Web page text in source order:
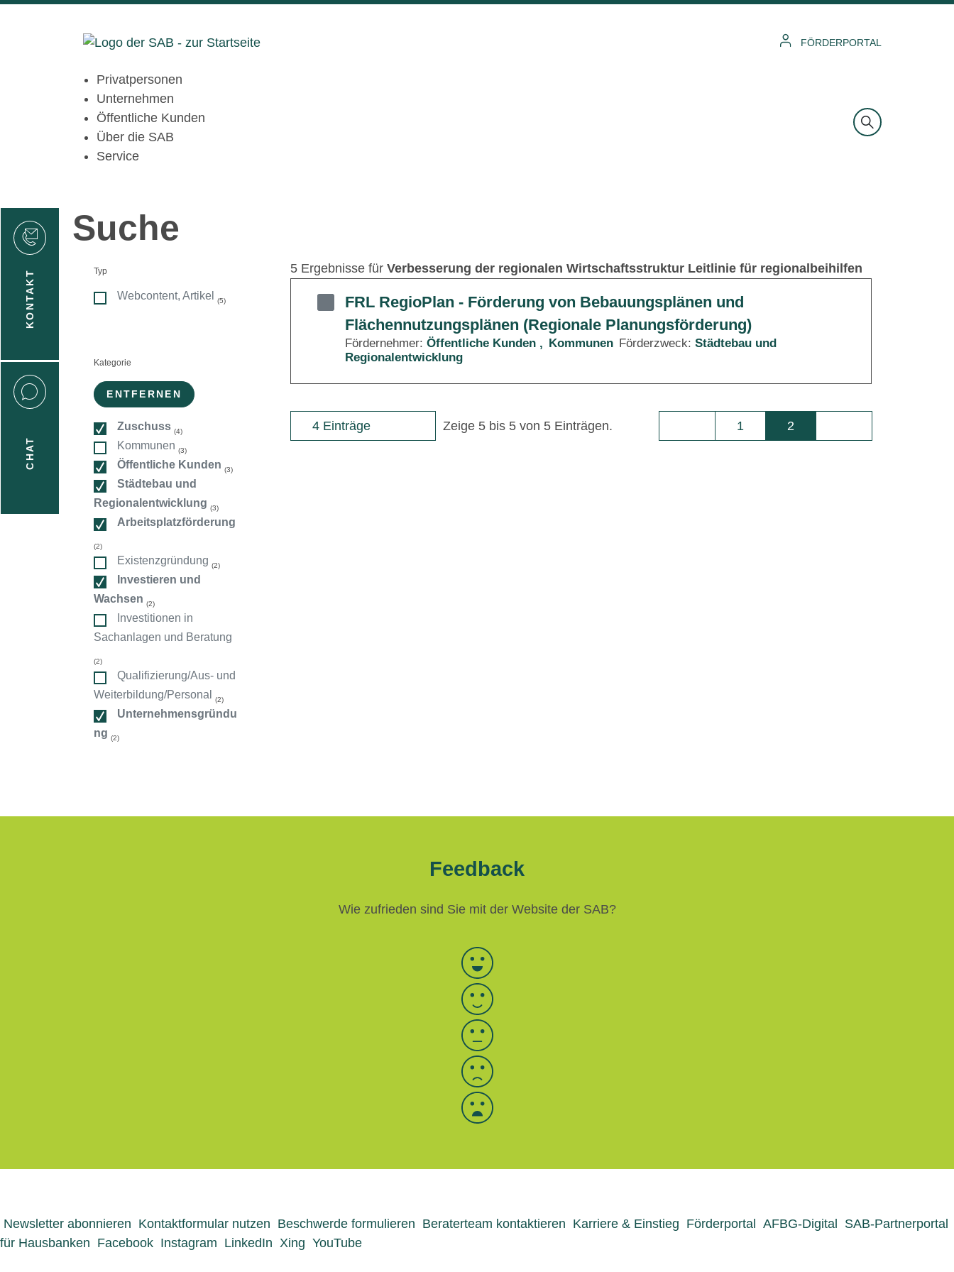
FÖRDERPORTAL
Privatpersonen
Unternehmen
Öffentliche Kunden
Über die SAB
Service
KONTAKT
CHAT
Suche
Typ
Webcontent, Artikel (5)
Kategorie
ENTFERNEN
Zuschuss (4)
Kommunen (3)
Öffentliche Kunden (3)
Städtebau und
Regionalentwicklung (3)
Arbeitsplatzförderung
(2)
Existenzgründung (2)
Investieren und
Wachsen (2)
Investitionen in
Sachanlagen und Beratung
(2)
Qualifizierung/Aus- und
Weiterbildung/Personal
(2)
Unternehmensgründu
ng (2)
5 Ergebnisse für Verbesserung der regionalen Wirtschaftsstruktur Leitlinie für regionalbeihilfen
FRL RegioPlan - Förderung von Bebauungsplänen und
Flächennutzungsplänen (Regionale Planungsförderung)
Fördernehmer: Öffentliche Kunden Kommunen Förderzweck: Städtebau und
Regionalentwicklung
4 Einträge Zeige 5 bis 5 von 5 Einträgen. Seite
1 Seite
2
Feedback
Wie zufrieden sind Sie mit der Website der SAB?
Bewertung auswählen
Newsletter abonnieren Kontaktformular nutzen Beschwerde formulieren Beraterteam kontaktieren Karriere & Einstieg Förderportal AFBG-Digital
SAB-Partnerportal
für Hausbanken Facebook Instagram LinkedIn Xing YouTube